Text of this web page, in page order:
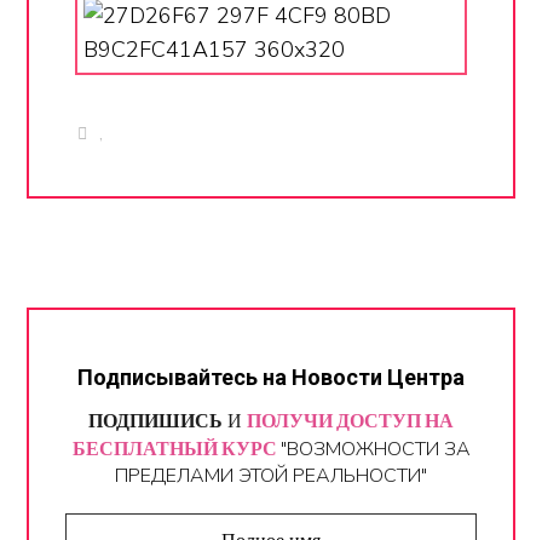
,
Подписывайтесь на Новости Центра
ПОДПИШИСЬИПОЛУЧИ ДОСТУП НА
БЕСПЛАТНЫЙ КУРС "ВОЗМОЖНОСТИ ЗА
ПРЕДЕЛАМИ ЭТОЙ РЕАЛЬНОСТИ"